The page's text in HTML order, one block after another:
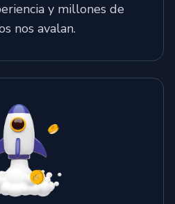
y millones de
nos avalan.